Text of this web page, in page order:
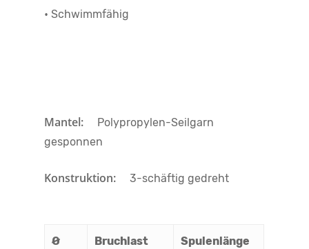
• Schwimmfähig
Mantel:
Polypropylen-Seilgarn
gesponnen
Konstruktion:3-schäftig gedreht
Ø
Bruchlast
Spulenlänge